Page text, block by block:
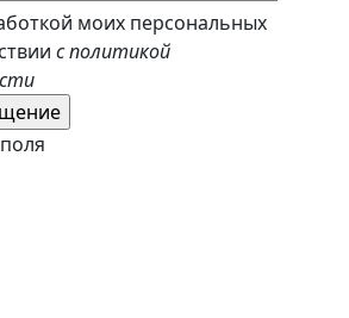
моих персональных
с политикой